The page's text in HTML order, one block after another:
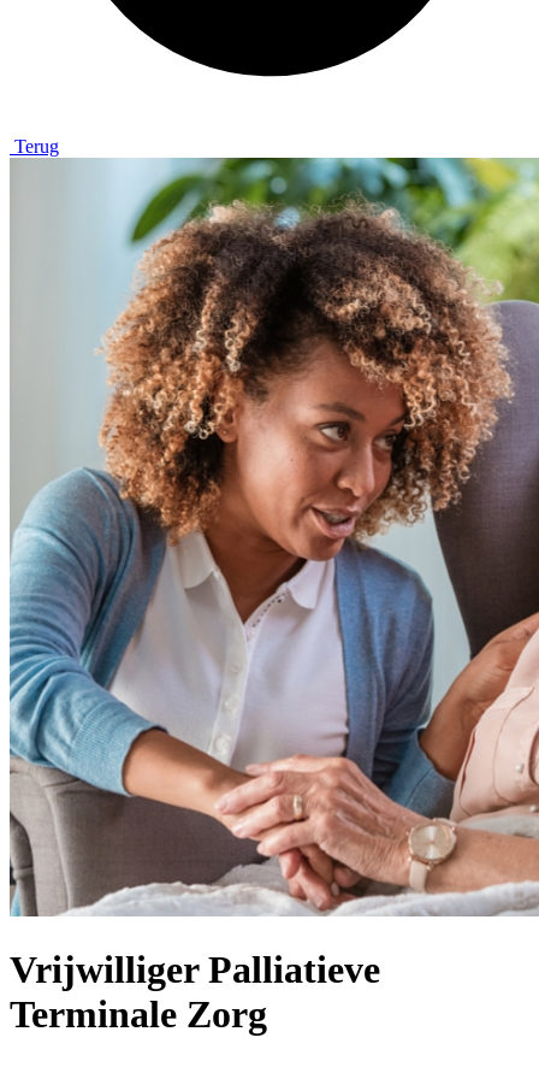
Terug
Vrijwilliger Palliatieve
Terminale Zorg